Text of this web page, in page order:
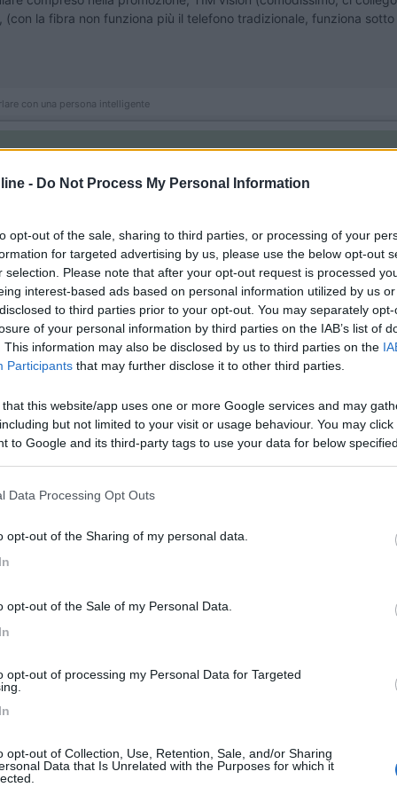
- Do Not Process My Personal Information
opt-out of the sale, sharing to third parties, or processing of your
for targeted advertising by us, please use the below opt-out
selection. Please note that after your opt-out request is processed
interest-based ads based on personal information utilized by us
to third parties prior to your opt-out. You may separately
of your personal information by third parties on the IAB’s list of
This information may also be disclosed by us to third parties on the
Participants that may further disclose it to other third parties.
that this website/app uses one or more Google services and may
but not limited to your visit or usage behaviour. You may
to Google and its third-party tags to use your data for below
Data Processing Opt Outs
opt-out of the Sharing of my personal data.
opt-out of the Sale of my Personal Data.
opt-out of processing my Personal Data for Targeted
opt-out of Collection, Use, Retention, Sale, and/or Sharing
Data that Is Unrelated with the Purposes for which it
la fibra non funziona più il telefono tradizionale, funziona
con una persona intelligente
velocità e stabilità nel segnale, con altre compagnie non so, io
non sono mai riusciti a risolvere, cambiata compagnia ed è
cambiare nulla. Nel mio caso l'ADSL era penosa nel cambio
limitati da quei ladri di TIM) mentre prima a stento arrivava a